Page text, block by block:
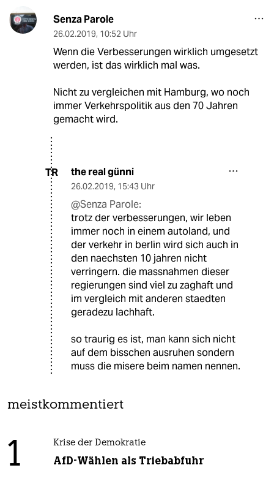
Senza Parole
26.02.2019, 10:52 Uhr
Wenn die Verbesserungen wirklich umgesetzt
werden, ist das wirklich mal was.
Nicht zu vergleichen mit Hamburg, wo noch
immer Verkehrspolitik aus den 70 Jahren
gemacht wird.
TR the real günni
26.02.2019, 15:43 Uhr
@Senza Parole:
trotz der verbesserungen, wir leben
immer noch in einem autoland, und
der verkehr in berlin wird sich auch in
den naechsten 10 jahren nicht
verringern. die massnahmen dieser
regierungen sind viel zu zaghaft und
im vergleich mit anderen staedten
geradezu lachhaft.
so traurig es ist, man kann sich nicht
auf dem bisschen ausruhen sondern
muss die misere beim namen nennen.
meistkommentiert
1 Krise der Demokratie
AfD-Wählen als Triebabfuhr